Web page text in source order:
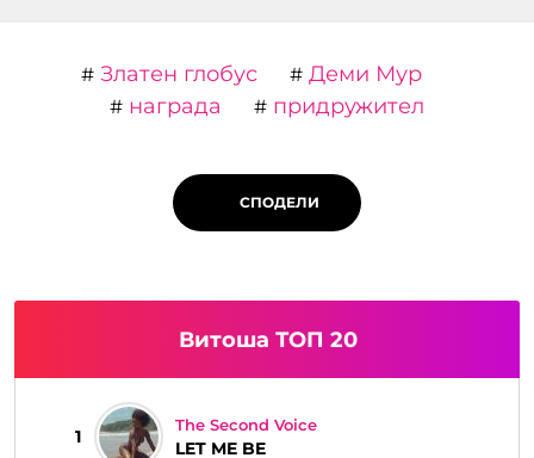
#Златен глобус #Деми Мур
# награда # придружител
СПОДЕЛИ
Витоша ТОП 20
1
The Second Voice
LET ME BE